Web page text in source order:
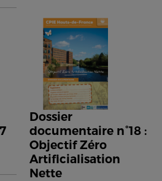
Dossier
documentaire n°18 :
Objectif Zéro
Artificialisation
Nette